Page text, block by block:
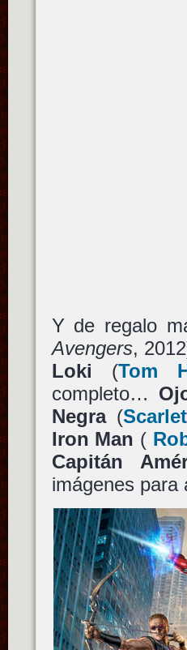
Y de regalo
Avengers,
Loki (Tom
completo…
Negra(
Iron Man (
Capitán
imágenes